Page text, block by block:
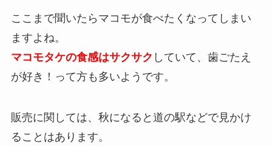
ここまで聞いたらマコモが食べたくなってしまい
ますよね。
マコモタケの食感はサクサク していて、歯ごたえ
が好き！って方も多いようです。
販売に関しては、秋になると道の駅などで見かけ
ることはあります。